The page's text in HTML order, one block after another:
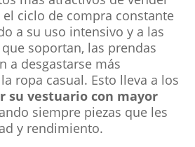
ciclo de compra constante
a su uso intensivo y a las
soportan, las prendas
a desgastarse más
ropa casual. Esto lleva a los
su vestuario con mayor
siempre piezas que les
y rendimiento.